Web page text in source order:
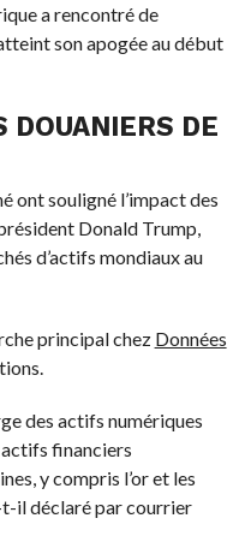
a rencontré de
son apogée au début
DOUANIERS DE
ont souligné l’impact des
Donald Trump,
d’actifs mondiaux au
principal chez Données
des actifs numériques
financiers
y compris l’or et les
il déclaré par courrier